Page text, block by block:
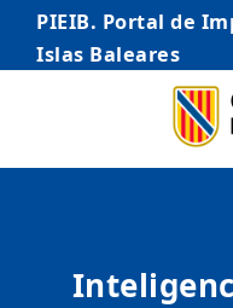
PIEIB. Portal de
Islas Baleares
INICIO
AUTÓNOMO/